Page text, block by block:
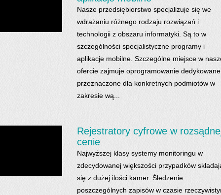
Nasze przedsiębiorstwo specjalizuje się we
wdrażaniu różnego rodzaju rozwiązań i
technologii z obszaru informatyki. Są to w
szczególności specjalistyczne programy i
aplikacje mobilne. Szczególne miejsce w
ofercie zajmuje oprogramowanie
przeznaczone dla konkretnych podmiotów w
zakresie wą...
Rejestratory cyfrowe w
cenie
Najwyższej klasy systemy monitoringu w
zdecydowanej większości przypadków
się z dużej ilości kamer. Śledzenie
poszczególnych zapisów w czasie